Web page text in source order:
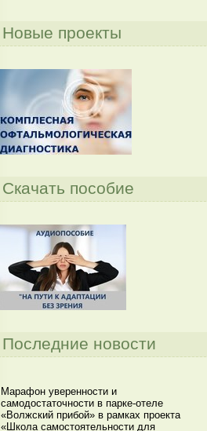
Новые проекты
Скачать пособие
Последние новости
Марафон уверенности и
самодостаточности в парке-отеле
«Волжский прибой» в рамках проекта
«Школа самостоятельности для